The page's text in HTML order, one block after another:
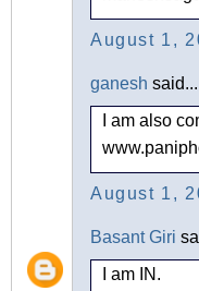
August 1,
ganesh said...
I am also
August 1,
Basant Giri
I am IN.